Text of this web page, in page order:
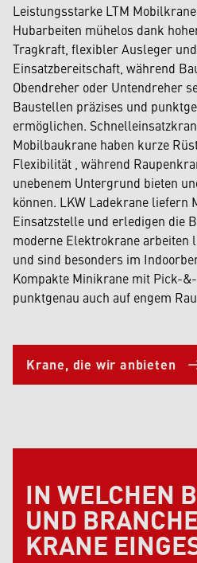
Leistungsstarke LTM
Hubarbeiten mühelos dank
Tragkraft, flexibler Ausleger
Einsatzbereitschaft, während
Obendreher oder Untendreher
Baustellen präzises und
ermöglichen.
Mobilbaukrane haben kurze
Flexibilität , während
unebenem Untergrund bieten
können. LKW Ladekrane liefern
Einsatzstelle und erledigen die
moderne Elektrokrane arbeiten
und sind besonders im
Kompakte Minikrane mit Pick-
punktgenau auch auf engem
Krane, die wir anbieten
IN WELCHEN
UND
KRANE